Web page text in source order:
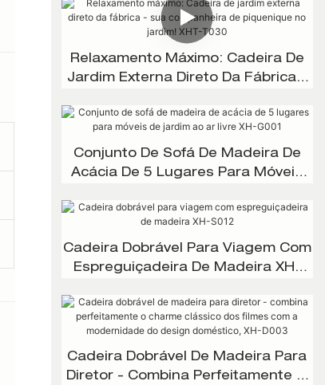
Elegante017
Relaxamento Máximo: Cadeira De
Jardim Externa Direto Da Fábrica -
No Jardim! XHT-T030
Conjunto De Sofá De Madeira De
Acácia De 5 Lugares Para Móveis
Cadeira Dobrável Para Viagem Com
Espreguiçadeira De Madeira XH-
Cadeira Dobrável De Madeira Para
Diretor - Combina Perfeitamente O